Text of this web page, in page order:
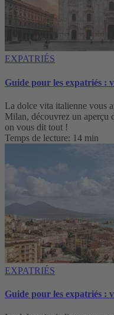
EXPATRIÉS
Guide pour les expatriés :
La dolce vita italienne vous
Milan, découvrez un aperçu
on vous dit tout !
Temps de lecture: 14 min
EXPATRIÉS
Guide pour les expatriés :